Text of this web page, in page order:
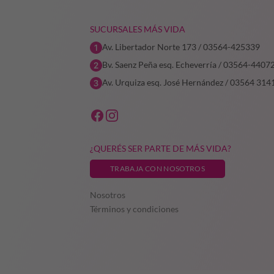
SUCURSALES MÁS VIDA
Av. Libertador Norte 173 / 03564-425339
Bv. Saenz Peña esq. Echeverría / 03564-
Av. Urquiza esq. José Hernández / 03564
¿QUERÉS SER PARTE DE MÁS VIDA?
TRABAJA CON NOSOTROS
Nosotros
Términos y condiciones